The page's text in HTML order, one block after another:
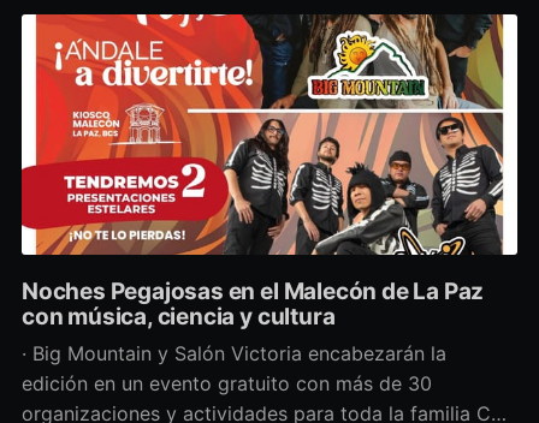
Noches Pegajosas en el Malecón de La Paz
con música, ciencia y cultura
· Big Mountain y Salón Victoria encabezarán la
edición en un evento gratuito con más de 30
organizaciones y actividades para toda la familia Con